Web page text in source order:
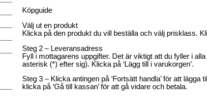
Köpguide
Välj ut en produkt
Klicka på den produkt du vill beställa och välj prisklass.
Steg 2 – Leveransadress
Fyll i mottagarens uppgifter. Det är viktigt att du fyller i
asterisk (*) efter sig). Klicka på ‘Lägg till i varukorgen’.
Steg 3 – Klicka antingen på ‘Fortsätt handla’ för att
klicka på ‘Gå till kassan’ för att gå vidare och betala.